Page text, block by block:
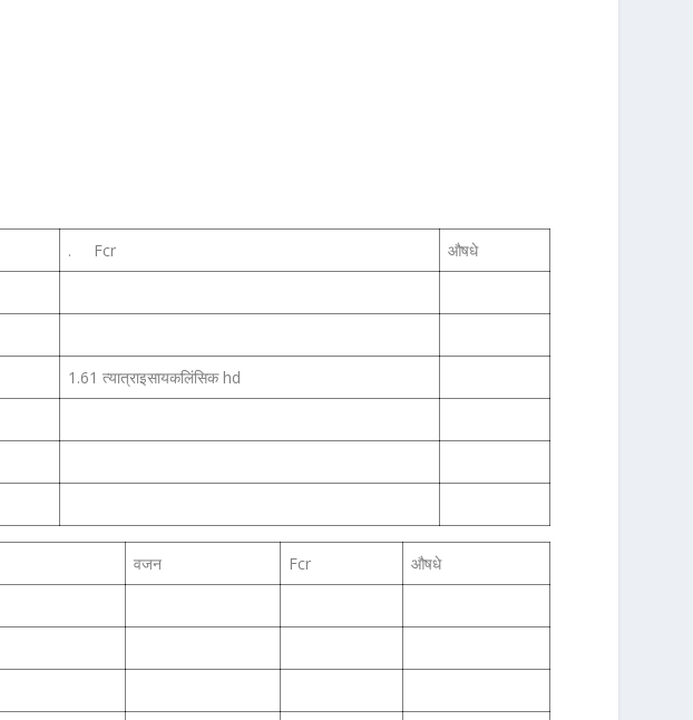
. Fcr
औषधे
1.61 त्यात्राइसायकलिंसिक hd
वजन Fcr
औषधे